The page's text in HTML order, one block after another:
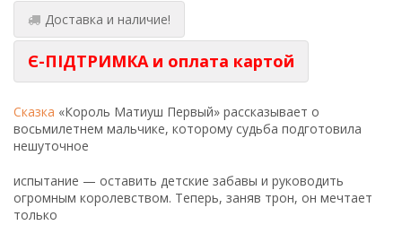
Доставка и наличие!
Є-ПІДТРИМКА и оплата картой
Сказка «Король Матиуш Первый» рассказывает о
восьмилетнем мальчике, которому судьба подготовила
нешуточное
испытание — оставить детские забавы и руководить
огромным королевством. Теперь, заняв трон, он мечтает
только